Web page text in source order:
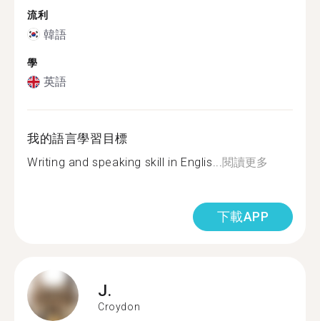
流利
韓語
學
英語
我的語言學習目標
Writing and speaking skill in Englis...閱讀更多
下載APP
J.
Croydon